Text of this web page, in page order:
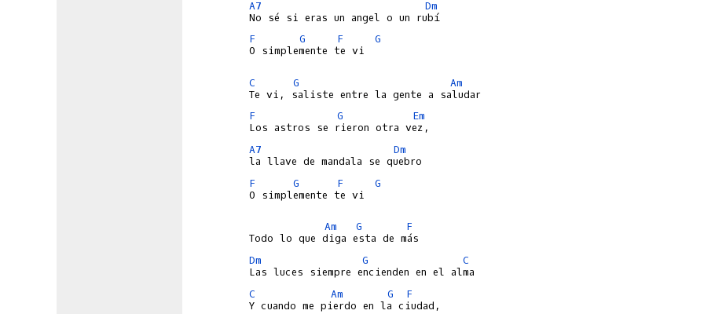
A7
Dm
F
G F
G
O simplemente te vi
C G
Am
F
G
Em
A7
Dm
F
G F
G
O simplemente te vi
Am G
F
Dm
G
C
C
Am G
F